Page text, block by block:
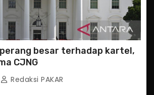
besar terhadap kartel,
CJNG
Redaksi PAKAR